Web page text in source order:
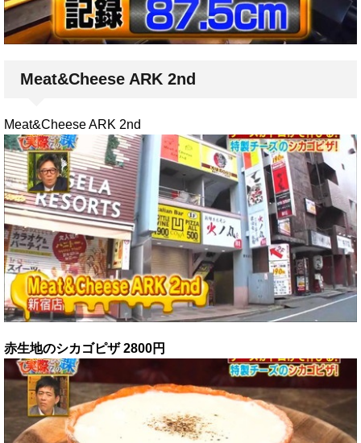
Meat&Cheese ARK 2nd
Meat&Cheese ARK 2nd
赤生地のシカゴピザ 2800円